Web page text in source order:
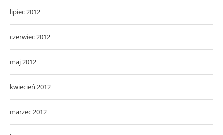
lipiec 2012
czerwiec 2012
maj 2012
kwiecień 2012
marzec 2012